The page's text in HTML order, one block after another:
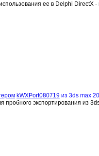
ее в Delphi DirectX -
kWXPort080719 из 3ds max
экспортирования из